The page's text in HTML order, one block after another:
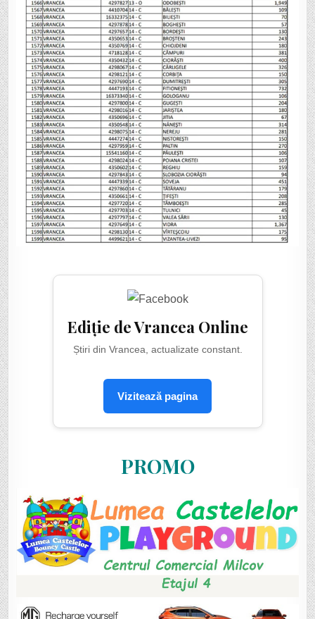
Ediție de Vrancea Online
Știri din Vrancea, actualizate constant.
Vizitează pagina
PROMO